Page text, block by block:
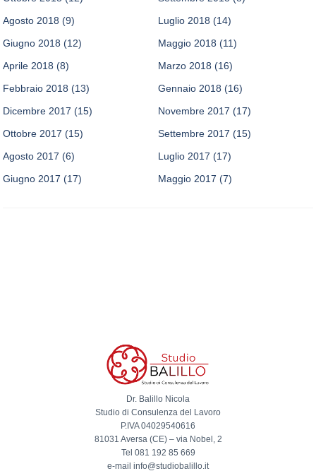
Agosto 2018 (9) Luglio 2018 (14)
Giugno 2018 (12) Maggio 2018 (11)
Aprile 2018 (8) Marzo 2018 (16)
Febbraio 2018 (13) Gennaio 2018 (16)
Dicembre 2017 (15) Novembre 2017 (17)
Ottobre 2017 (15) Settembre 2017 (15)
Agosto 2017 (6) Luglio 2017 (17)
Giugno 2017 (17) Maggio 2017 (7)
Dr. Balillo Nicola
Studio di Consulenza del Lavoro
P.IVA 04029540616
81031 Aversa (CE) – via Nobel, 2
Tel 081 192 85 669
e-mail info@studiobalillo.it